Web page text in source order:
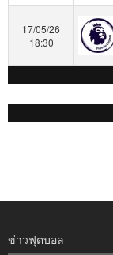
17/05/26
18:30
ข่าวฟุตบอล